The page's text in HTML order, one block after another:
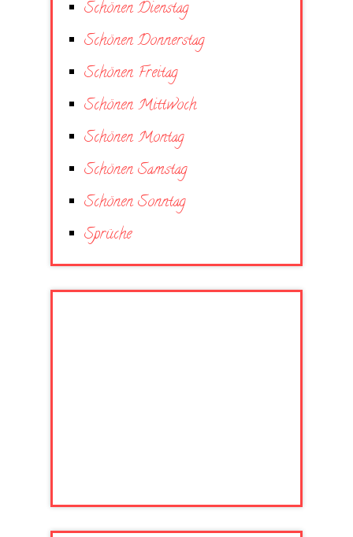
Schönen Dienstag
Schönen Donnerstag
Schönen Freitag
Schönen Mittwoch
Schönen Montag
Schönen Samstag
Schönen Sonntag
Sprüche